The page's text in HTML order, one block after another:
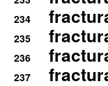
234
235
236
237